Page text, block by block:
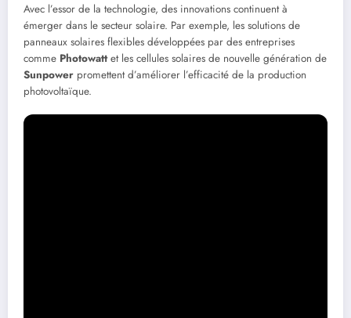
Avec l’essor de la technologie, des innovations continuent à
émerger dans le secteur solaire. Par exemple, les solutions de
panneaux solaires flexibles développées par des entreprises
comme Photowattet les cellules solaires de nouvelle génération de
Sunpower promettent d’améliorer l’efficacité de la production
photovoltaïque.